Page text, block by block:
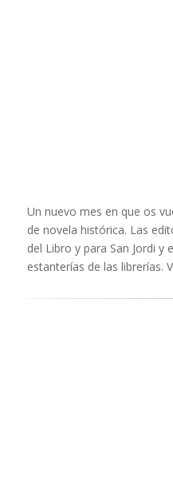
Un nuevo mes en que os
de novela histórica. Las
del Libro y para San Jordi y
estanterías de las librerías.